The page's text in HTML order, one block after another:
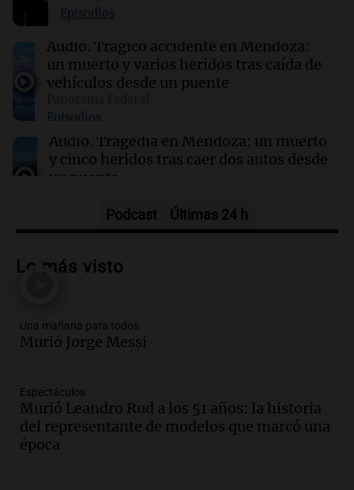
Conductores demandan a Mercedes AMG por
quemaduras ocasionadas por el logotipo del
vehículo
17:43 Deportes
Estudiantes y se posiciona en la tabla
Episodios
Audio. Trágico accidente en Mendoza:
un muerto y varios heridos tras caída de
vehículos desde un puente
Episodios
Audio. Tragedia en Mendoza: un muerto
y cinco heridos tras caer dos autos desde
un puente
Audio.Messi llegará esta noche a
tras la muerte de su papá
Audio.Ley de Propiedad Privada: el revés
en el Congreso expuso una debilidad
Episodios
Audio.Casabindo se prepara para una
celebración única: 30.000 turistas y el
Podcast Últimas 24 h
Lo más visto
Una mañana para todos
Murió Jorge Messi
Espectáculos
Murió Leandro Rud a los 51 años: la historia
del representante de modelos que marcó una
época